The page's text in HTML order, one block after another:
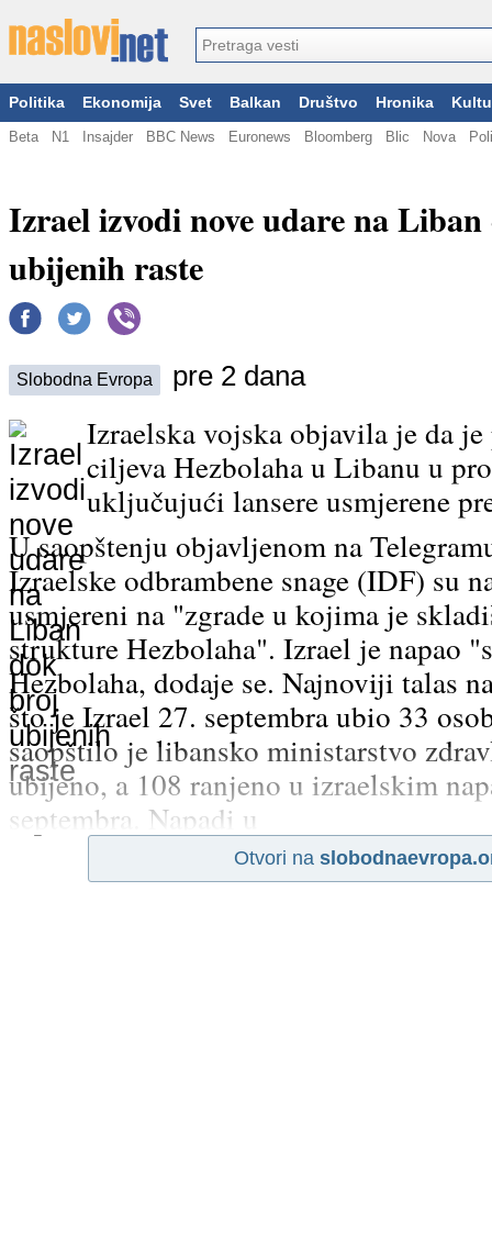
Politika Ekonomija Svet Balkan Društvo Hronika
Beta N1 Insajder BBC News Euronews Bloomberg Blic Nova
Izrael izvodi nove udare na
ubijenih raste
Slobodna Evropa pre 2 dana
Izraelska vojska objavila je da
ciljeva Hezbolaha u Libanu u
uključujući lansere usmjerene
U saopštenju objavljenom na
Izraelske odbrambene snage (IDF) su
usmjereni na "zgrade u kojima je
strukture Hezbolaha". Izrael je napao
Hezbolaha, dodaje se. Najnoviji talas
što je Izrael 27. septembra ubio 33
saopštilo je libansko ministarstvo
ubijeno, a 108 ranjeno u izraelskim
septembra. Napadi u
Otvori na